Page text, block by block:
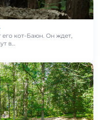
его кот-Баюн. Он ждет,
в…